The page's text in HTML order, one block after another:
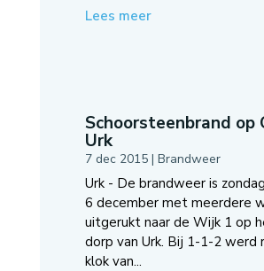
Lees meer
Schoorsteenbrand op
Urk
7 dec 2015| Brandweer
Urk - De brandweer is
6 december met meerdere
uitgerukt naar de Wijk 1 op
dorp van Urk. Bij 1-1-2 werd
klok van...